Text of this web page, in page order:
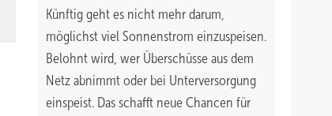
Künftig geht es nicht mehr darum,
möglichst viel Sonnenstrom einzuspeisen.
Belohnt wird, wer Überschüsse aus dem
Netz abnimmt oder bei Unterversorgung
einspeist. Das schafft neue Chancen für